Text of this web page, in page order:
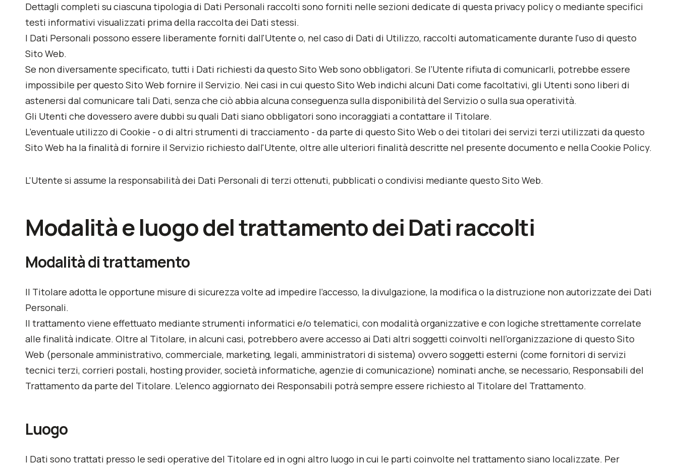
Dettagli completi su ciascuna tipologia di Dati Personali raccolti sono forniti nelle sezioni dedicate di questa privacy policy o mediante specifici
testi informativi visualizzati prima della raccolta dei Dati stessi.
I Dati Personali possono essere liberamente forniti dall'Utente o, nel caso di Dati di Utilizzo, raccolti automaticamente durante l'uso di questo
Sito Web.
Se non diversamente specificato, tutti i Dati richiesti da questo Sito Web sono obbligatori. Se l’Utente rifiuta di comunicarli, potrebbe essere
impossibile per questo Sito Web fornire il Servizio. Nei casi in cui questo Sito Web indichi alcuni Dati come facoltativi, gli Utenti sono liberi di
astenersi dal comunicare tali Dati, senza che ciò abbia alcuna conseguenza sulla disponibilità del Servizio o sulla sua operatività.
Gli Utenti che dovessero avere dubbi su quali Dati siano obbligatori sono incoraggiati a contattare il Titolare.
L’eventuale utilizzo di Cookie - o di altri strumenti di tracciamento - da parte di questo Sito Web o dei titolari dei servizi terzi utilizzati da questo
Sito Web ha la finalità di fornire il Servizio richiesto dall'Utente, oltre alle ulteriori finalità descritte nel presente documento e nella Cookie Policy.
L'Utente si assume la responsabilità dei Dati Personali di terzi ottenuti, pubblicati o condivisi mediante questo Sito Web.
Modalità e luogo del trattamento dei Dati raccolti
Modalità di trattamento
Il Titolare adotta le opportune misure di sicurezza volte ad impedire l’accesso, la divulgazione, la modifica o la distruzione non autorizzate dei Dati
Personali.
Il trattamento viene effettuato mediante strumenti informatici e/o telematici, con modalità organizzative e con logiche strettamente correlate
alle finalità indicate. Oltre al Titolare, in alcuni casi, potrebbero avere accesso ai Dati altri soggetti coinvolti nell’organizzazione di questo Sito
Web (personale amministrativo, commerciale, marketing, legali, amministratori di sistema) ovvero soggetti esterni (come fornitori di servizi
tecnici terzi, corrieri postali, hosting provider, società informatiche, agenzie di comunicazione) nominati anche, se necessario, Responsabili del
Trattamento da parte del Titolare. L’elenco aggiornato dei Responsabili potrà sempre essere richiesto al Titolare del Trattamento.
Luogo
I Dati sono trattati presso le sedi operative del Titolare ed in ogni altro luogo in cui le parti coinvolte nel trattamento siano localizzate. Per